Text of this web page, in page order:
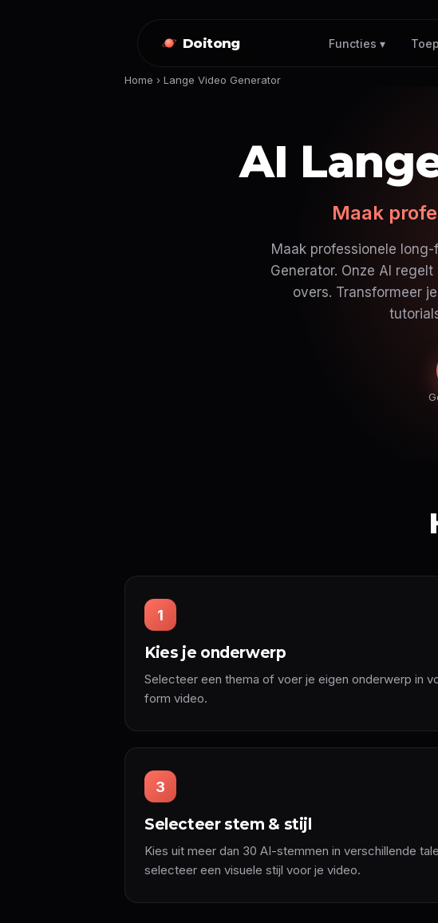
Doitong Functies ▾
Home › Lange Video Generator
AI
Maak
Maak professionele
Generator. Onze AI
overs. Transformeer
1
Kies je onderwerp
Selecteer een thema of voer je eigen onderwerp in
form video.
3
Selecteer stem & stijl
Kies uit meer dan 30 AI-stemmen in verschillende
selecteer een visuele stijl voor je video.